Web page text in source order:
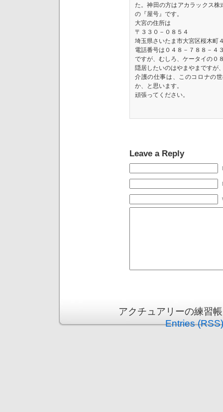
た。神田の方はアカラックス
の『屋号』です。
大宮の住所は
〒３３０－０８５４
埼玉県さいたま市大宮区桜木町
電話番号は０４８－７８８－４
ですが、むしろ、ケータイの０
隠居したいのはやまやまですが
介護の仕事は、このコロナの
か、と思います。
頑張ってください。
Leave a Reply
アクチュアリーの練習
Entries (RSS)